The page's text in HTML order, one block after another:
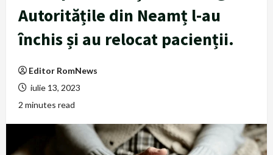
Autoritățile din Neamț l-au
închis și au relocat pacienții.
Editor RomNews
iulie 13, 2023
2 minutes read